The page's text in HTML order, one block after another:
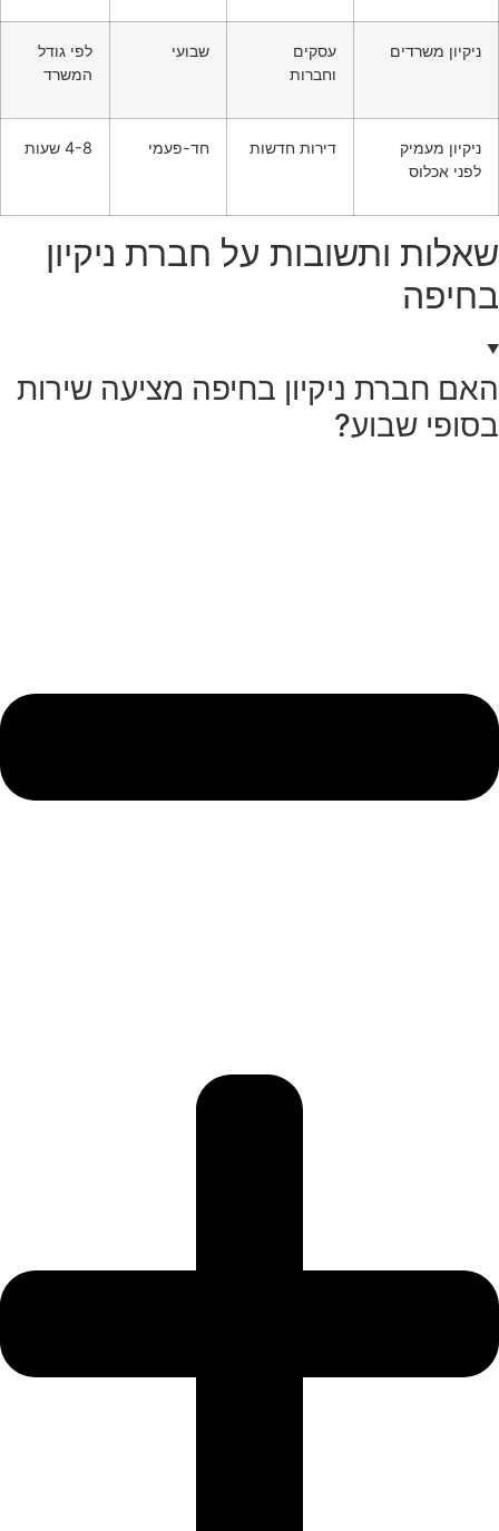
ניקיון משרדים
עסקים
וחברות
שבועי
לפי גודל
המשרד
ניקיון מעמיק
לפני אכלוס
דירות חדשות חד-פעמי 4-8 שעות
שאלות ותשובות על חברת ניקיון
בחיפה
האם חברת ניקיון בחיפה מציעה שירות
בסופי שבוע?